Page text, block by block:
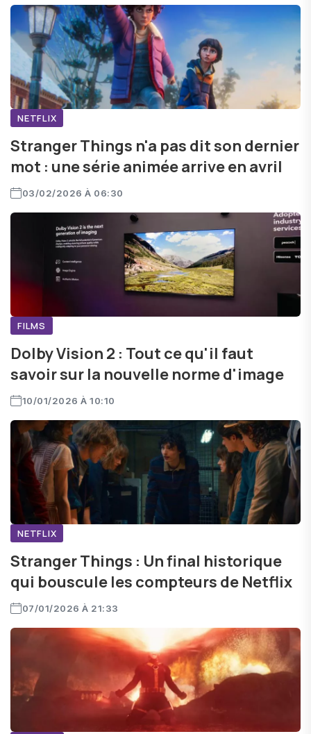
NETFLIX
Stranger Things n'a pas dit son dernier
mot : une série animée arrive en avril
03/02/2026 À 06:30
FILMS
Dolby Vision 2 : Tout ce qu'il faut
savoir sur la nouvelle norme d'image
10/01/2026 À 10:10
NETFLIX
Stranger Things : Un final historique
qui bouscule les compteurs de Netflix
07/01/2026 À 21:33